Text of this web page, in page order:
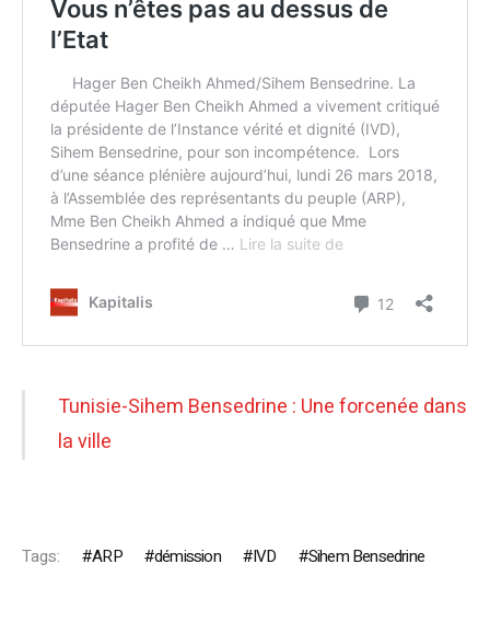
Tunisie-Sihem Bensedrine : Une forcenée dans
la ville
Tags: ARP démission IVD Sihem Bensedrine